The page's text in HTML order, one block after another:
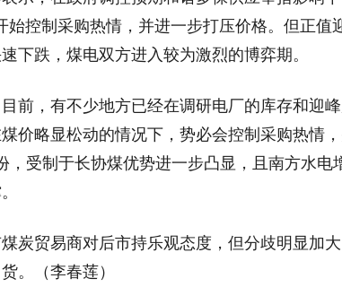
始控制采购热情，并进一步打压价格。但正值
下跌，煤电双方进入较为激烈的博弈期。
前，有不少地方已经在调研电厂的库存和迎
价略显松动的情况下，势必会控制采购热情
，受制于长协煤优势进一步凸显，且南方水电
炭贸易商对后市持乐观态度，但分歧明显加
。（李春莲）